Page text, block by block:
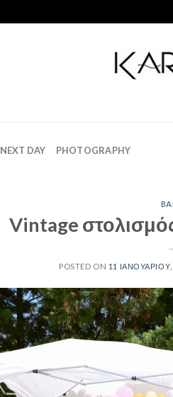
NEXT DAY PHOTOGRAPHY
Vintage
POSTED ON 11 ΙΑΝΟΥΑΡΊΟΥ,